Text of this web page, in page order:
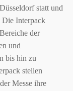
statt und
Die Interpack
der
und
bis hin zu
stellen
Messe ihre